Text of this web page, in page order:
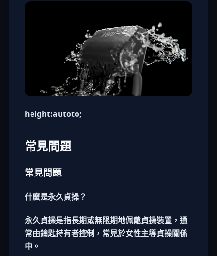
height:autoto;
常見問題
常見問題
什麼是永久貞操？
永久貞操是指長期或無限期地佩戴貞操裝置，通
常由鑰匙持有者控制，常見於女性主導貞操關係
中。